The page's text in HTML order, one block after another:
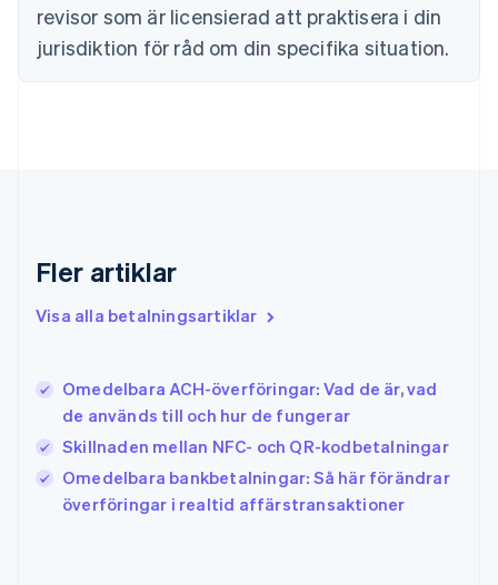
revisor som är licensierad att praktisera i din
jurisdiktion för råd om din specifika situation.
Fler artiklar
Visa alla betalningsartiklar
Omedelbara ACH-överföringar: Vad de är, vad
de används till och hur de fungerar
Skillnaden mellan NFC- och QR-kodbetalningar
Omedelbara bankbetalningar: Så här förändrar
överföringar i realtid affärstransaktioner
Frankrike
FrançaisEnglish
English
English
Japan
日本語English
EnglishFrançais
Kroatien
EnglishItaliano